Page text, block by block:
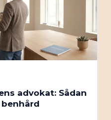
advokat: Sådan
benhård